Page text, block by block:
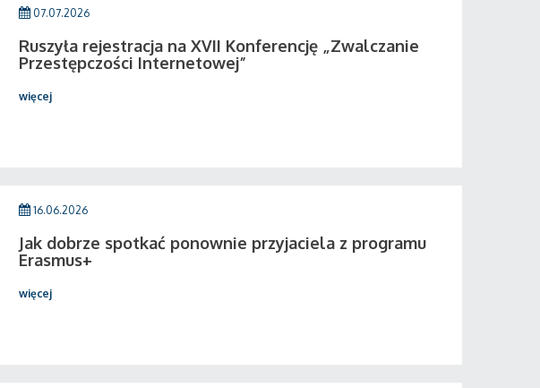
07.07.2026
Ruszyła rejestracja na XVII Konferencję „Zwalczanie
Przestępczości Internetowej”
więcej
16.06.2026
Jak dobrze spotkać ponownie przyjaciela z programu
Erasmus+
więcej